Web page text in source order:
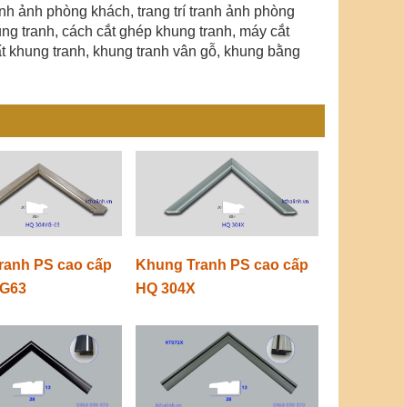
ảnh phòng khách, trang trí tranh ảnh phòng
tranh, cách cắt ghép khung tranh, máy cắt
khung tranh, khung tranh vân gỗ, khung bằng
PS cao cấp
Khung Tranh PS cao cấp
HQ 304X